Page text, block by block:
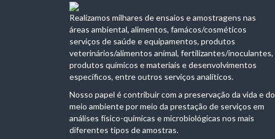
Realizamos milhares de ensaios e amostragens nas
áreas ambiental, alimentos, famácos/cosméticos
serviços de saúde e equipamentos, produtos
veterinários/alimentos animal, fertilizantes/inoculantes,
produtos químicos e materiais e desenvolvimentos
específicos, entre outros serviços analíticos.
Nosso papel é contribuir com a preservação da vida e do
meio ambiente por meio da prestação de serviços em
análises físico-químicas e microbiológicas nos mais
diferentes tipos de amostras.